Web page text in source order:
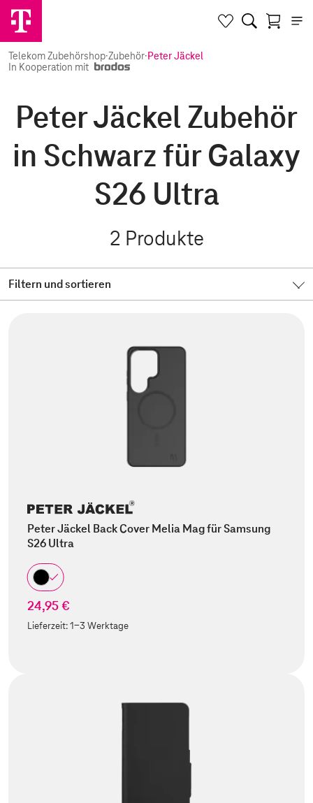
Telekom Zubehörshop·Zubehör·Peter Jäckel
In Kooperation mit
Peter Jäckel Zubehör
in Schwarz für Galaxy
S26 Ultra
2 Produkte
Filtern und sortieren
Peter Jäckel Back Cover Melia Mag für Samsung
S26 Ultra
24,95 €
Lieferzeit:1-3 Werktage